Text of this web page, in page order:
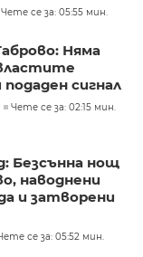
Чете се за: 05:55 мин.
Няма
сигнал
Чете се за: 02:15 мин.
Безсънна нощ
наводнени
и затворени
се за: 05:52 мин.